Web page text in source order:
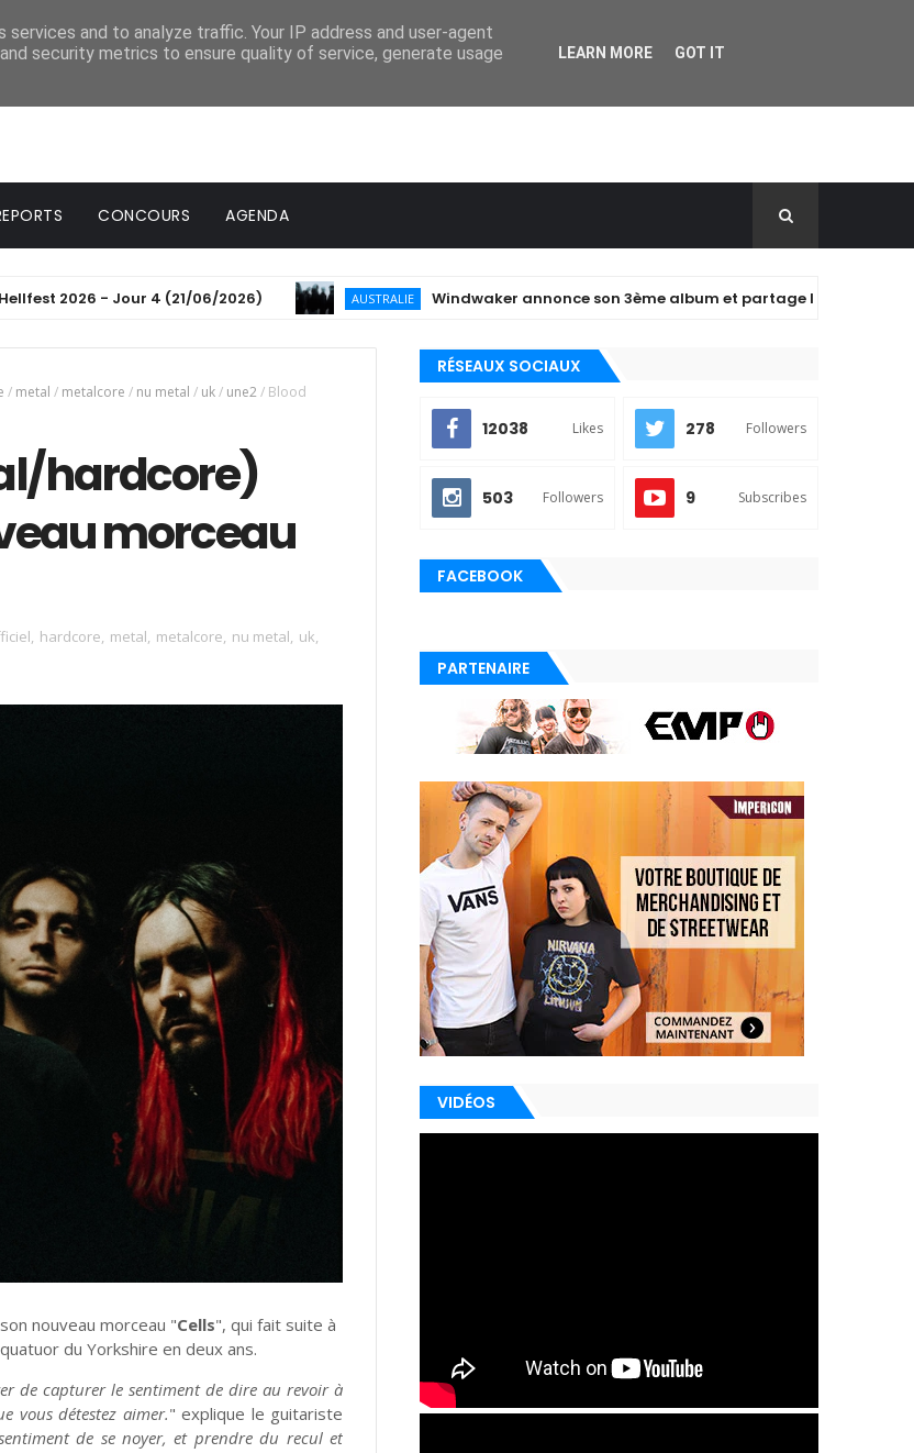
CONCOURS AGENDA
- Jour 4 (21/06/2026) AUSTRALIE Windwaker annonce son 3ème album et partage le clip de "closer" !
/ metal / metalcore / nu metal / uk/ une2/ Blood
hardcore)
morceau
, hardcore, metal, metalcore, nu metal, uk,
nouveau morceau "Cells", qui fait suite à
du Yorkshire en deux ans.
de capturer le sentiment de dire au revoir à
vous détestez aimer." explique le guitariste
de se noyer, et prendre du recul et
RÉSEAUX SOCIAUX
12038 Likes 278 Followers
503 Followers 9 Subscribes
FACEBOOK
PARTENAIRE
VIDÉOS
and to analyze traffic. Your IP address and user-agent
security metrics to ensure quality of service, generate usage
LEARN MORE GOT IT